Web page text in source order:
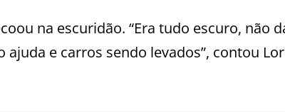
na escuridão. “Era tudo escuro, não
e carros sendo levados”, contou